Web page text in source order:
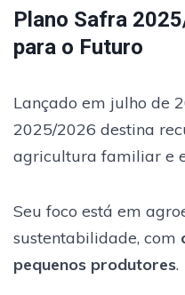
Plano Safra
para o Futuro
Lançado em julho de
2025/2026 destina
agricultura familiar e
Seu foco está em
sustentabilidade, com
pequenos produtores.